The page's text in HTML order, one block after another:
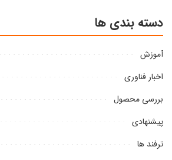
دسته بندی ها
آموزش
اخبار فناوری
بررسی محصول
پیشنهادی
ترفند ها